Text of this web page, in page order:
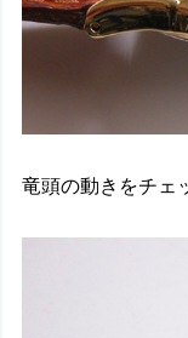
竜頭の動きをチェ